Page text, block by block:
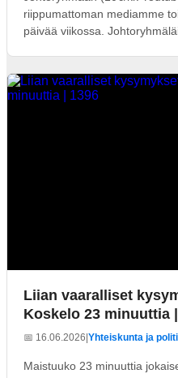
riippumattoman mediamme
päivää viikossa.
Liian vaaralliset
Koskelo 23 minuuttia
📅 16.06.2026|Yhteiskunta ja
Maistuuko 23 minuuttia